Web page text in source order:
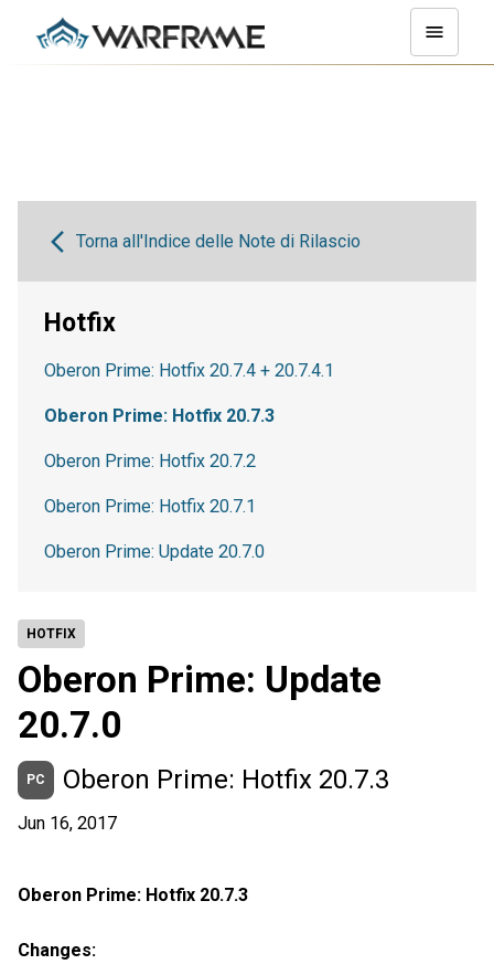
HOTFIX
Oberon Prime: Update
20.7.0
PC Oberon Prime: Hotfix 20.7.3
Jun 16, 2017
Oberon Prime: Hotfix 20.7.3
Changes:
Torna all'Indice delle Note di Rilascio
Hotfix
Oberon Prime: Hotfix 20.7.4 + 20.7.4.1
Oberon Prime: Hotfix 20.7.3
Oberon Prime: Hotfix 20.7.2
Oberon Prime: Hotfix 20.7.1
Oberon Prime: Update 20.7.0